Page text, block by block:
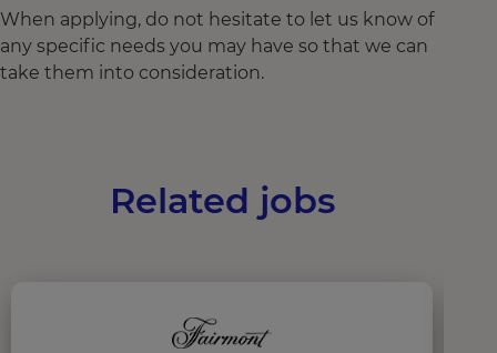
When applying, do not hesitate to let us know of
any specific needs you may have so that we can
take them into consideration.
Related jobs